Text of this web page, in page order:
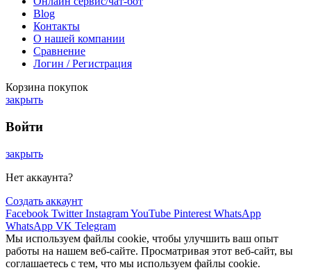
Blog
Контакты
О нашей компании
Сравнение
Логин / Регистрация
Корзина покупок
закрыть
Войти
закрыть
Нет аккаунта?
Создать аккаунт
Facebook Twitter InstagramYouTube Pinterest WhatsApp
WhatsApp VK Telegram
Мы используем файлы cookie, чтобы улучшить ваш опыт
работы на нашем веб-сайте. Просматривая этот веб-сайт, вы
соглашаетесь с тем, что мы используем файлы cookie.